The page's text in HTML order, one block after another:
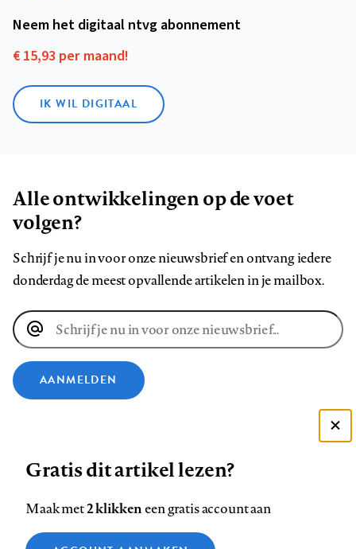
Neem het digitaal ntvg abonnement
€ 15,93 per maand!
IK WIL DIGITAAL
Alle ontwikkelingen op de voet
volgen?
Schrijf je nu in voor onze nieuwsbrief en ontvang iedere
donderdag de meest opvallende artikelen in je mailbox.
E-
mailadres
AANMELDEN
ons
op
ons
op
ons
op
ons
op
ons
op
ons
Contact Colofon Disclaimer Privacy
Zie onze cookie policy
Gratis dit artikel lezen?
Maak met2 klikkeneen gratis account aan